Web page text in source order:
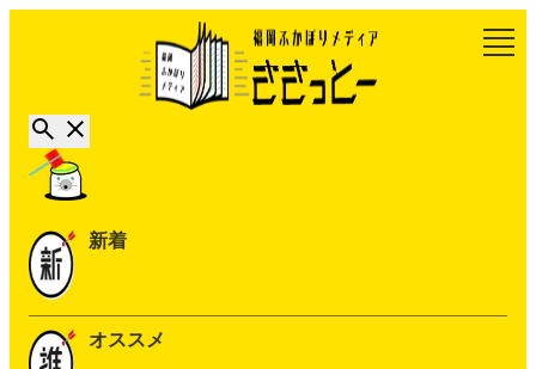
新着
オススメ